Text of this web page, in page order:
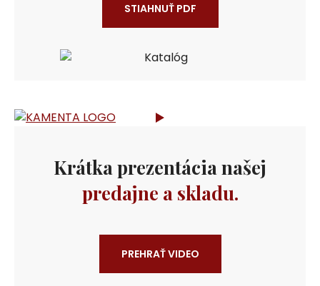
STIAHNUŤ PDF
Krátka prezentácia našej
predajne a skladu.
PREHRAŤ VIDEO